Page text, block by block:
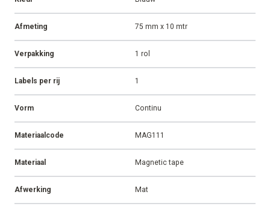
Afmeting 75 mm x 10 mtr
Verpakking 1 rol
Labels per rij 1
Vorm Continu
Materiaalcode MAG111
Materiaal Magnetic tape
Afwerking Mat